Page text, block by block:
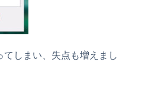
しまい、失点も増えまし